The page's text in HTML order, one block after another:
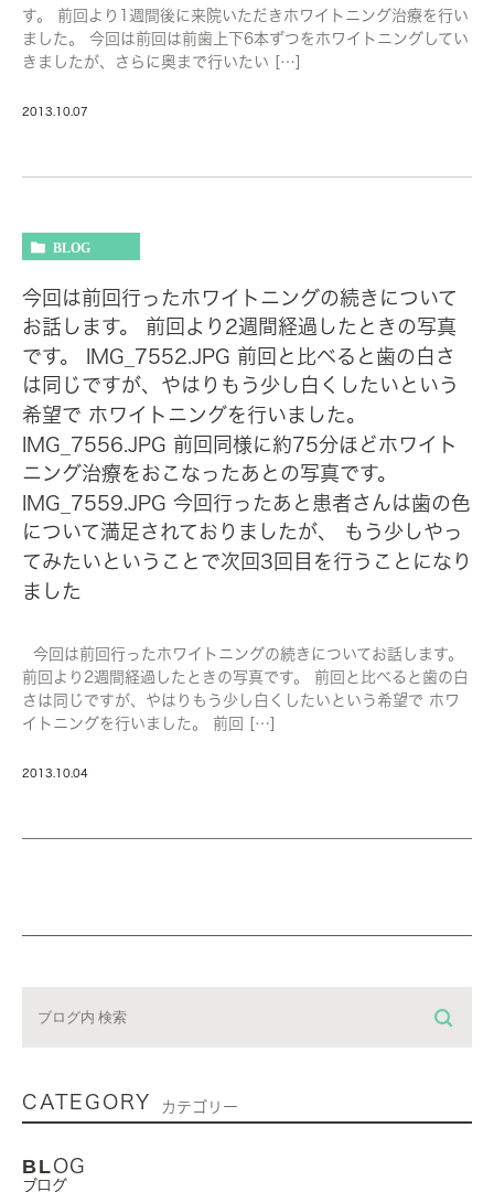
す。 前回より1週間後に来院いただきホワイトニング治療を行い
ました。 今回は前回は前歯上下6本ずつをホワイトニングしてい
きましたが、さらに奥まで行いたい […]
2013.10.07
BLOG
今回は前回行ったホワイトニングの続きについて
お話します。 前回より2週間経過したときの写真
です。 IMG_7552.JPG 前回と比べると歯の白さ
は同じですが、やはりもう少し白くしたいという
希望で ホワイトニングを行いました。
IMG_7556.JPG 前回同様に約75分ほどホワイト
ニング治療をおこなったあとの写真です。
IMG_7559.JPG 今回行ったあと患者さんは歯の色
について満足されておりましたが、 もう少しやっ
てみたいということで次回3回目を行うことになり
ました
今回は前回行ったホワイトニングの続きについてお話します。
前回より2週間経過したときの写真です。 前回と比べると歯の白
さは同じですが、やはりもう少し白くしたいという希望で ホワ
イトニングを行いました。 前回 […]
2013.10.04
CATEGORY カテゴリー
BLOG
ブログ